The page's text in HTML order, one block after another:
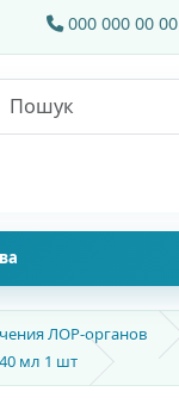
000 000 00 00
ЛОР-органов
мл 1 шт